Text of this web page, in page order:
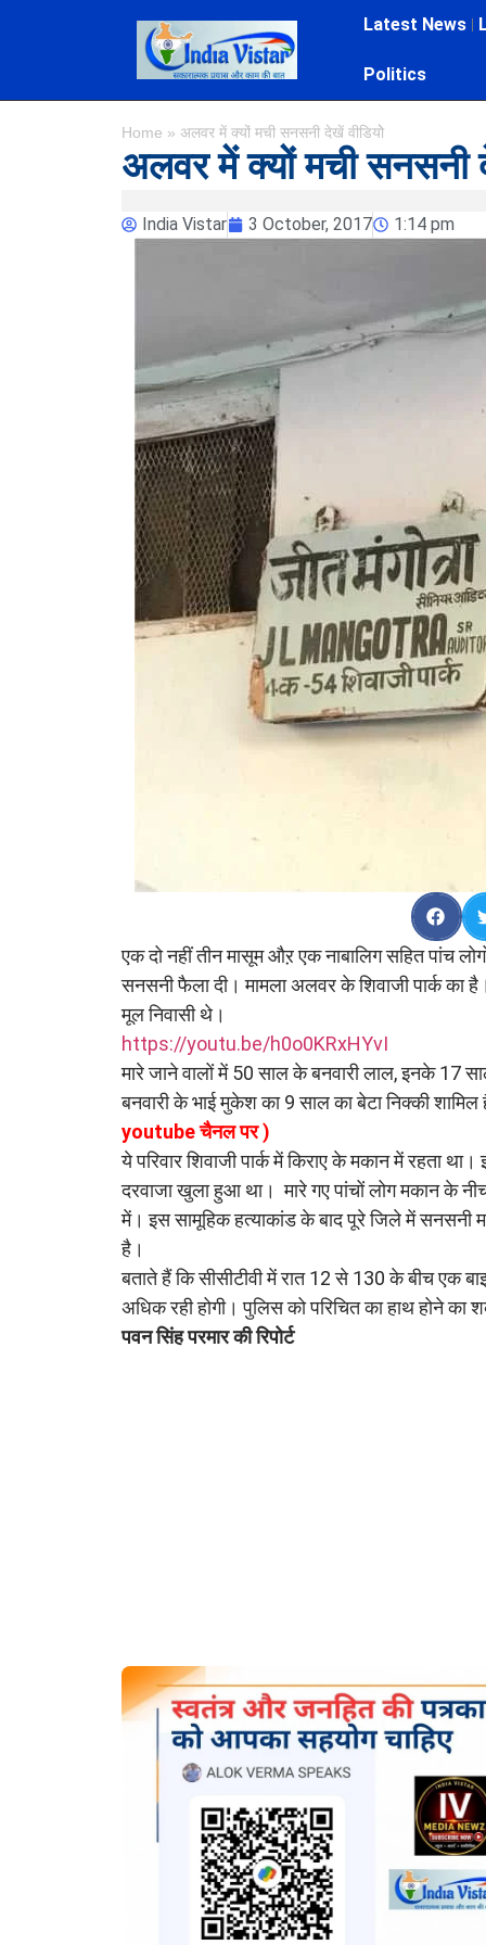
Latest News
Politics
Home » अलवर में क्यों मची सनसनी देखें वीडियोे
अलवर में क्यों मची सनसनी
India Vistar 3 October, 2017 1:14 pm
एक दो नहीं तीन मासूम औऱ एक नाबालिग सहित पांच
सनसनी फैला दी। मामला अलवर के शिवाजी पार्क
मूल निवासी थे।
https://youtu.be/h0o0KRxHYvI
मारे जाने वालों में 50 साल के बनवारी लाल, इनके
बनवारी के भाई मुकेश का 9 साल का बेटा निक्की
youtube चैनल पर )
ये परिवार शिवाजी पार्क में किराए के मकान में रहता
दरवाजा खुला हुआ था। मारे गए पांचों लोग मकान के
में। इस सामूहिक हत्याकांड के बाद पूरे जिले में सनसनी
है।
बताते हैं कि सीसीटीवी में रात 12 से 130 के बीच एक
अधिक रही होगी। पुलिस को परिचित का हाथ होने का
पवन सिंह परमार की रिपोर्ट